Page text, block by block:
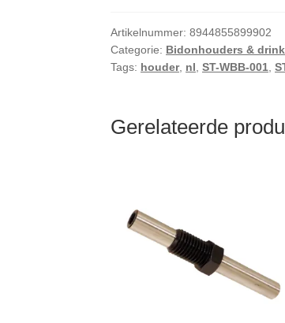
Artikelnummer:8944855899902
Categorie: Bidonhouders &
Tags: houder, nl,ST-WBB-001,
Gerelateerde